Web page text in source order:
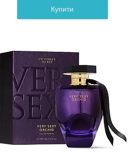
Купити